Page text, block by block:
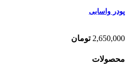
پودر واسابی
2,650,000 تومان
محصولات